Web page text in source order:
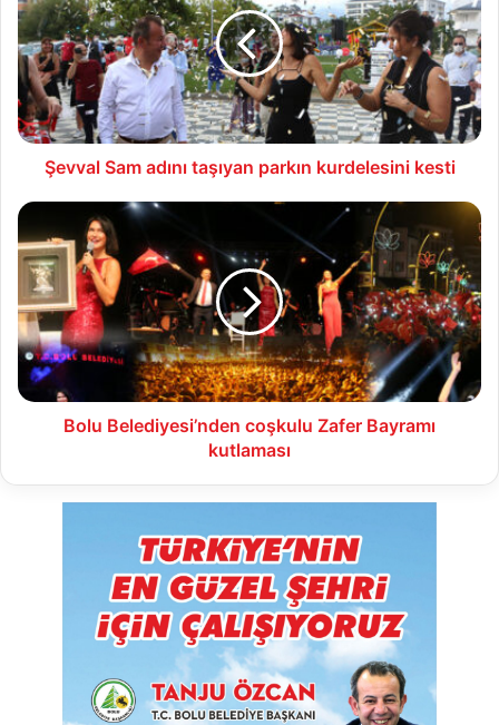
taşıyan
parkın
kurdelesini
kesti
Şevval Sam adını taşıyan parkın kurdelesini kesti
Bolu
Belediyesi’nden
coşkulu
Zafer
Bayramı
kutlaması
Bolu Belediyesi’nden coşkulu Zafer Bayramı
kutlaması